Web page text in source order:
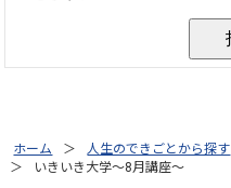
ホーム 人生のできごとから探す
いきいき大学～8月講座～